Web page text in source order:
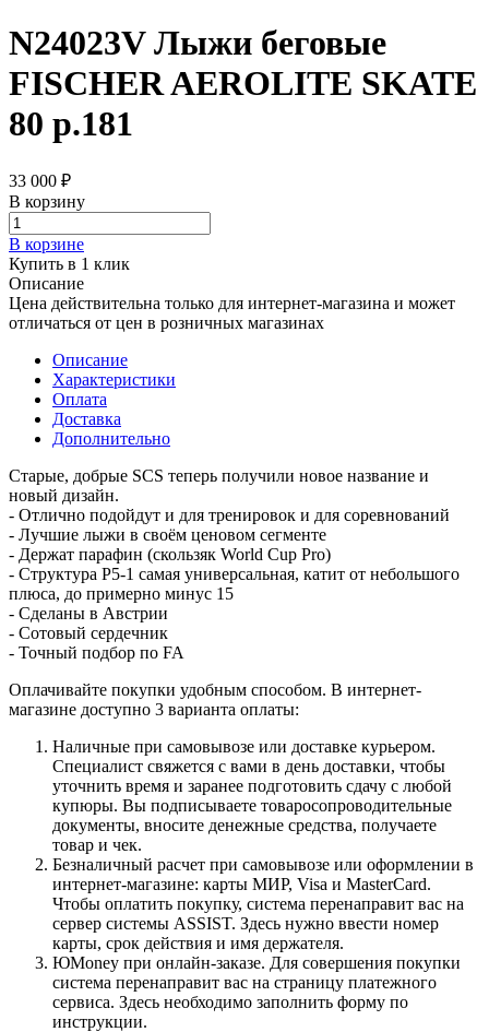
N24023V Лыжи беговые
FISCHER AEROLITE SKATE
80 р.181
33 000 ₽
В корзину
В корзине
Купить в 1 клик
Описание
Цена действительна только для интернет-магазина и может
отличаться от цен в розничных магазинах
Описание
Характеристики
Оплата
Доставка
Дополнительно
Старые, добрые SCS теперь получили новое название и
новый дизайн.
- Отлично подойдут и для тренировок и для соревнований
- Лучшие лыжи в своём ценовом сегменте
- Держат парафин (скользяк World Cup Pro)
- Структура Р5-1 самая универсальная, катит от небольшого
плюса, до примерно минус 15
- Сделаны в Австрии
- Сотовый сердечник
- Точный подбор по FA
Оплачивайте покупки удобным способом. В интернет-
магазине доступно 3 варианта оплаты:
Наличные при самовывозе или доставке курьером.
Специалист свяжется с вами в день доставки, чтобы
уточнить время и заранее подготовить сдачу с любой
купюры. Вы подписываете товаросопроводительные
документы, вносите денежные средства, получаете
товар и чек.
Безналичный расчет при самовывозе или оформлении в
интернет-магазине: карты МИР, Visa и MasterCard.
Чтобы оплатить покупку, система перенаправит вас на
сервер системы ASSIST. Здесь нужно ввести номер
карты, срок действия и имя держателя.
ЮMoney при онлайн-заказе. Для совершения покупки
система перенаправит вас на страницу платежного
сервиса. Здесь необходимо заполнить форму по
инструкции.